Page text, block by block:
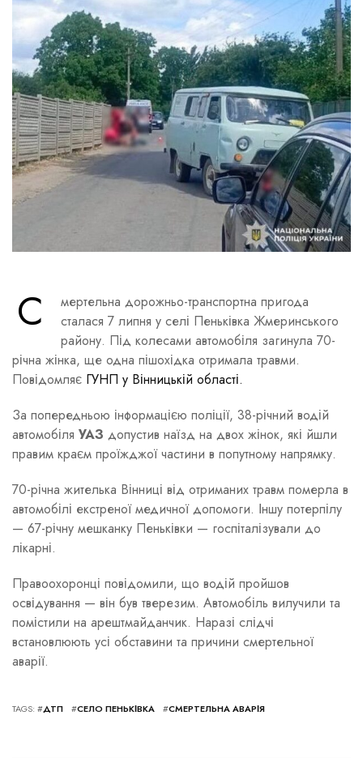
С
мертельна дорожньо-транспортна пригода
сталася 7 липня у селі Пеньківка Жмеринського
району. Під колесами автомобіля загинула 70-
річна жінка, ще одна пішохідка отримала травми.
Повідомляє ГУНП у Вінницькій області.
За попередньою інформацією поліції, 38-річний водій
автомобіля УАЗ допустив наїзд на двох жінок, які йшли
правим краєм проїжджої частини в попутному напрямку.
70-річна жителька Вінниці від отриманих травм померла в
автомобілі екстреної медичної допомоги. Іншу потерпілу
— 67-річну мешканку Пеньківки — госпіталізували до
лікарні.
Правоохоронці повідомили, що водій пройшов
освідування — він був тверезим. Автомобіль вилучили та
помістили на арештмайданчик. Наразі слідчі
встановлюють усі обставини та причини смертельної
аварії.
TAGS: #ДТП #СЕЛО ПЕНЬКІВКА #СМЕРТЕЛЬНА АВАРІЯ